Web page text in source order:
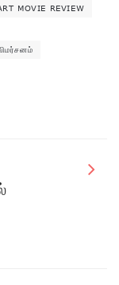
MOVIE REVIEW